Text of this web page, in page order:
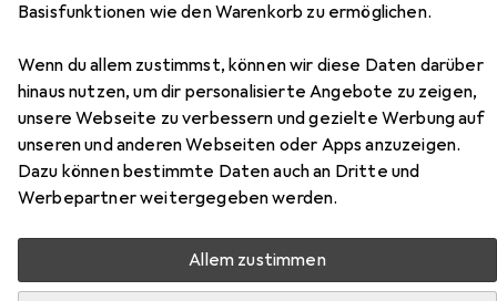
Basisfunktionen wie den Warenkorb zu ermöglichen.
Wenn du allem zustimmst, können wir diese Daten darüber
hinaus nutzen, um dir personalisierte Angebote zu zeigen,
unsere Webseite zu verbessern und gezielte Werbung auf
unseren und anderen Webseiten oder Apps anzuzeigen.
Dazu können bestimmte Daten auch an Dritte und
Werbepartner weitergegeben werden.
Allem zustimmen
Zubehör für Dr Jekyll and Mr
Hyde & Other Stories
Hier findest du passendes Zubehör zum Produkt Dr Jekyll
and Mr Hyde & Other Stories aus den Kategorien
Buchfolie und Schreibtisch Accessoire.
Schreibtisch Accessoire